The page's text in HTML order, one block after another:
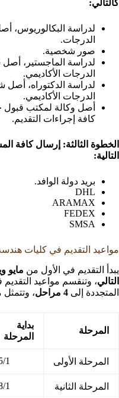
كالتالي:
لدراسة البكالوريوس،
الدرجات.
صور شخصية.
لدراسة الماجستير،
الدرجات الأكاديمي.
لدراسة الدكتوراه،
الدرجات الأكاديمي.
أصل وكالة لمكتب قبول
كافة إجراءات التقديم.
الخطوة الثالثة: إرسال كافة
التالية:
بريد دولة الوافد.
DHL
ARAMAX
FEDEX
SMSA
مواعيد التقديم في كليات
يبدأ التقديم في الأول من مايو
التالي، وتنقسم مواعيد
المتجددة إلى 4 مراحل ، وتتمثل
المرحلة
بداية
المرحلة
المرحلة الأولى
المرحلة الثانية